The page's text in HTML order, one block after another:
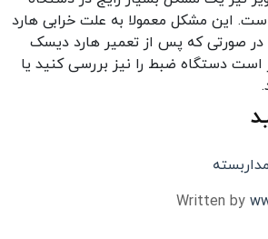
این مشکل معمولا به علت خرابی هارد
صورتی که پس از تعمیر هارد دیسک
دستگاه ضبط را نیز بررسی کنید یا
Written by